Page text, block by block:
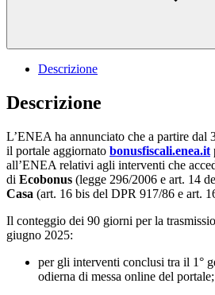
Descrizione
Descrizione
L’ENEA ha annunciato che a partire dal
il portale aggiornato bonusfiscali.enea.it
all’ENEA relativi agli interventi che
di Ecobonus (legge 296/2006 e art. 14
Casa (art. 16 bis del DPR 917/86 e art.
Il conteggio dei 90 giorni per la
giugno 2025:
per gli interventi conclusi tra il 1°
odierna di messa online del portale;